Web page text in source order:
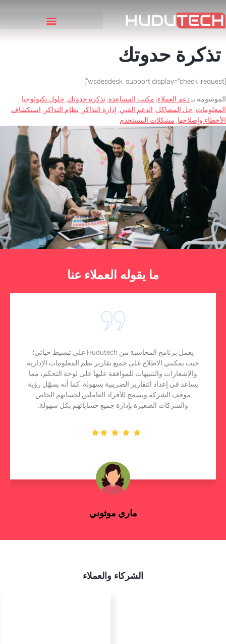
تذكرة حدوتك
[wsdesdesk_support display=”check_request”]
الموسومة بـدعم العملاء, مكتب المساعدة,تذكرة حدوتك, حلول تكنولوجيا
المعلومات, حل المشاكل, الدعم الفني, إدارة التذاكر, نظام التذاكر, استكشاف
الأخطاء وإصلاحها, مشكلات المستخدم
ما يقوله العملاء عنا
ماري موثوني
يعمل برنامج المحاسبة من Hudutech على تبسيط حياتي؛
حيث يمكنني الاطلاع على جميع تقارير نظم المعلومات الإدارية
والإشعارات والتنبيهات للموافقة عليها على لوحة التحكم، مما
يساعد في إعداد التقارير الضريبية بسهولة. كما أنه يسهّل رؤية
موقف الشركة ويسمح للأفراد العاملين لحسابهم الخاص
والشركات الصغيرة بإدارة جميع حساباتهم بكل سهولة.
الشركاء والعملاء